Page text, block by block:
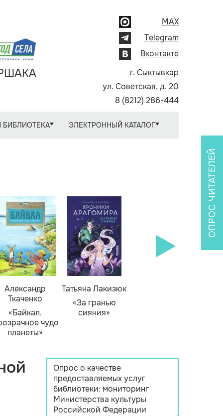
MAX
Telegram
Вконтакте
г. Сыктывкар
ул. Советская, д. 20
8 (8212) 286-444
БИБЛИОТЕКА ЭЛЕКТРОННЫЙ КАТАЛОГ
Александр
Ткаченко
«Байкал.
чудо
планеты»
Татьяна Лакизюк
«За гранью
сияния»
ОПРОС ЧИТАТЕЛЕЙ
Опрос о качестве
предоставляемых услуг
библиотеки: мониторинг
Министерства культуры
Российской Федерации